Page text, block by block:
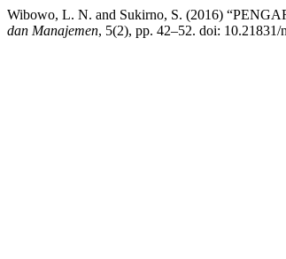
Wibowo, L. N. and Sukirno, S. (2016)
dan Manajemen, 5(2), pp. 42–52. doi: 10.21831/